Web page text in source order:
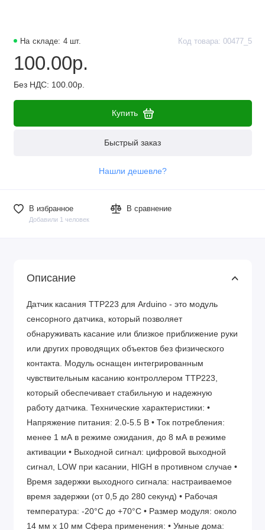
На складе: 4 шт. Код товара: 00477_5
100.00р.
Без НДС: 100.00р.
Купить
Быстрый заказ
Нашли дешевле?
В избранное
Добавили 1 человек
В сравнение
Описание
Датчик касания TTP223 для Arduino - это модуль
сенсорного датчика, который позволяет
обнаруживать касание или близкое приближение руки
или других проводящих объектов без физического
контакта. Модуль оснащен интегрированным
чувствительным касанию контроллером TTP223,
который обеспечивает стабильную и надежную
работу датчика. Технические характеристики: •
Напряжение питания: 2.0-5.5 В • Ток потребления:
менее 1 мА в режиме ожидания, до 8 мА в режиме
активации • Выходной сигнал: цифровой выходной
сигнал, LOW при касании, HIGH в противном случае •
Время задержки выходного сигнала: настраиваемое
время задержки (от 0,5 до 280 секунд) • Рабочая
температура: -20°C до +70°C • Размер модуля: около
14 мм x 10 мм Сфера применения: • Умные дома: